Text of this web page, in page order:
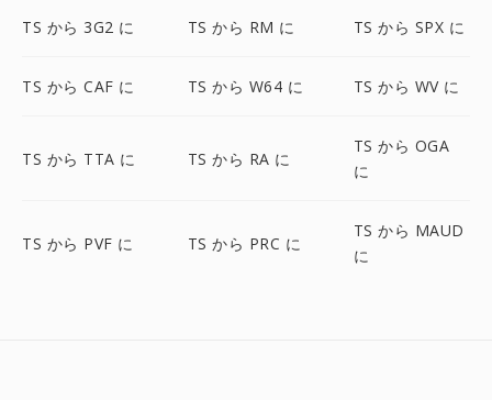
TS から 3G2 に TS から RM に TS から SPX に
TS から CAF に TS から W64 に TS から WV に
TS から TTA に TS から RA に
TS から OGA
に
TS から PVF に TS から PRC に
TS から MAUD
に